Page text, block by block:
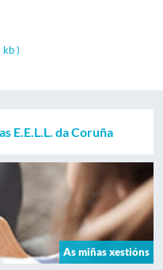
)
E.E.L.L. da Coruña
As miñas xestións